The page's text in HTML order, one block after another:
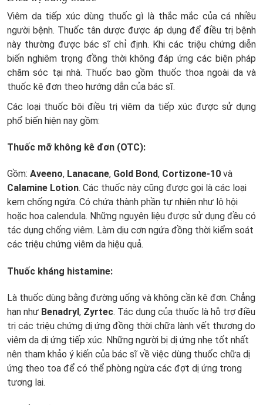
Viêm da tiếp xúc dùng thuốc gì là thắc mắc của cá nhiều
người bệnh. Thuốc tân dược được áp dụng để điều trị bệnh
này thường được bác sĩ chỉ định. Khi các triệu chứng diễn
biến nghiêm trọng đồng thời không đáp ứng các biện pháp
chăm sóc tại nhà. Thuốc bao gồm thuốc thoa ngoài da và
thuốc kê đơn theo hướng dẫn của bác sĩ.
Các loại thuốc bôi điều trị viêm da tiếp xúc được sử dụng
phổ biến hiện nay gồm:
Thuốc mỡ không kê đơn (OTC):
Gồm: Aveeno, Lanacane, Gold Bond, Cortizone-10 và
Calamine Lotion. Các thuốc này cũng được gọi là các loại
kem chống ngứa. Có chứa thành phần tự nhiên như lô hội
hoặc hoa calendula. Những nguyên liệu được sử dụng đều có
tác dụng chống viêm. Làm dịu cơn ngứa đồng thời kiểm soát
các triệu chứng viêm da hiệu quả.
Thuốc kháng histamine:
Là thuốc dùng bằng đường uống và không cần kê đơn. Chẳng
hạn như Benadryl, Zyrtec. Tác dụng của thuốc là hỗ trợ điều
trị các triệu chứng dị ứng đồng thời chữa lành vết thương do
viêm da dị ứng tiếp xúc. Những người bị dị ứng nhẹ tốt nhất
nên tham khảo ý kiến của bác sĩ về việc dùng thuốc chữa dị
ứng theo toa để có thể phòng ngừa các đợt dị ứng trong
tương lai.